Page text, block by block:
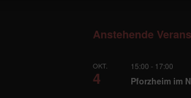
Anstehende
OKT.
4
15:00 - 17:00
Pforzheim im